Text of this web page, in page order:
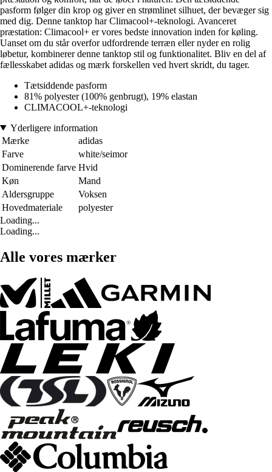
pasform følger din krop og giver en strømlinet silhuet, der bevæger sig
med dig. Denne tanktop har Climacool+-teknologi. Avanceret
præstation: Climacool+ er vores bedste innovation inden for køling.
Uanset om du står overfor udfordrende terræn eller nyder en rolig
løbetur, kombinerer denne tanktop stil og funktionalitet. Bliv en del af
fællesskabet adidas og mærk forskellen ved hvert skridt, du tager.
Tætsiddende pasform
81% polyester (100% genbrugt), 19% elastan
CLIMACOOL+-teknologi
Yderligere information
Mærke
adidas
Farve
white/seimor
Dominerende farve Hvid
Køn
Mand
Aldersgruppe
Voksen
Hovedmateriale
polyester
Loading...
Loading...
Alle vores mærker